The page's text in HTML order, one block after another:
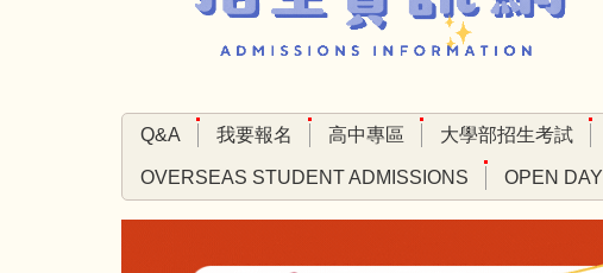
Q&A 我要報名 高中專區 大學部招生考試
OVERSEAS STUDENT ADMISSIONS OPEN DAY